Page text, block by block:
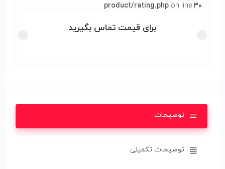
product/rating.php on line۳۰
برای قیمت تماس بگیرید
توضیحات
توضیحات تکمیلی